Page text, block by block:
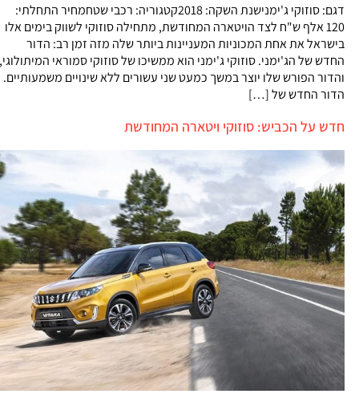
דגם: סוזוקי ג'ימנישנת השקה: 2018קטגוריה: רכבי שטחמחיר התחלתי:
120 אלף ש"ח לצד הויטארה המחודשת, מתחילה סוזוקי לשווק בימים אלו
בישראל את אחת המכוניות המעניינות ביותר שלה מזה זמן רב: הדור
החדש של הג'ימני. סוזוקי ג'ימני הוא ממשיכו של סוזוקי סמוראי המיתולוגי,
והדור הפורש שלו יוצר במשך כמעט שני עשורים ללא שינויים משמעותיים.
הדור החדש של […]
חדש על הכביש: סוזוקי ויטארה המחודשת